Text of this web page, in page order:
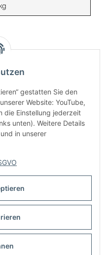
gestatten Sie den
Website: YouTube,
die Einstellung jederzeit
unten). Weitere Details
und in unserer
kg
Versand